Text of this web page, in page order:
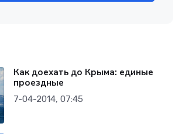
Как доехать до Крыма: единые
проездные
7-04-2014, 07:45